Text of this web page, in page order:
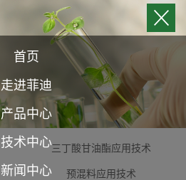
首页
走进菲迪
产品中心
技术中心
新闻中心
三丁酸甘油酯应用技术
预混料应用技术